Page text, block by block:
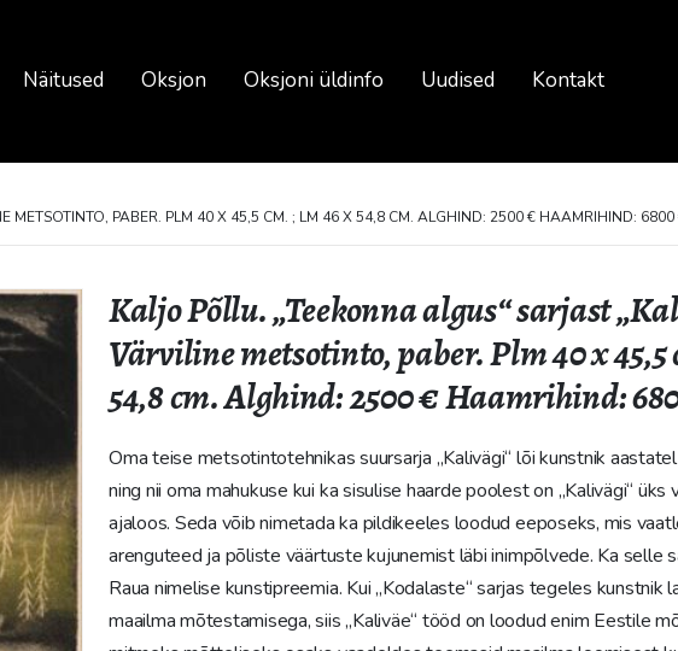
Näitused Oksjon Oksjoni üldinfo Uudised Kontakt
METSOTINTO, PABER. PLM 40 X 45,5 CM. ; LM 46 X 54,8 CM. ALGHIND: 2500 € HAAMRIHIND: 6800
Kaljo Põllu. „Teekonna algus“ sarjast
Värviline metsotinto, paber. Plm 40 x 45,5
54,8 cm. Alghind: 2500 € Haamrihind:
Oma teise metsotintotehnikas suursarja „Kalivägi“ lõi kunstnik
ning nii oma mahukuse kui ka sisulise haarde poolest on „Kalivägi“
ajaloos. Seda võib nimetada ka pildikeeles loodud eeposeks, mis
arenguteed ja põliste väärtuste kujunemist läbi inimpõlvede. Ka selle
Raua nimelise kunstipreemia. Kui „Kodalaste“ sarjas tegeles
maailma mõtestamisega, siis „Kaliväe“ tööd on loodud enim Eestile